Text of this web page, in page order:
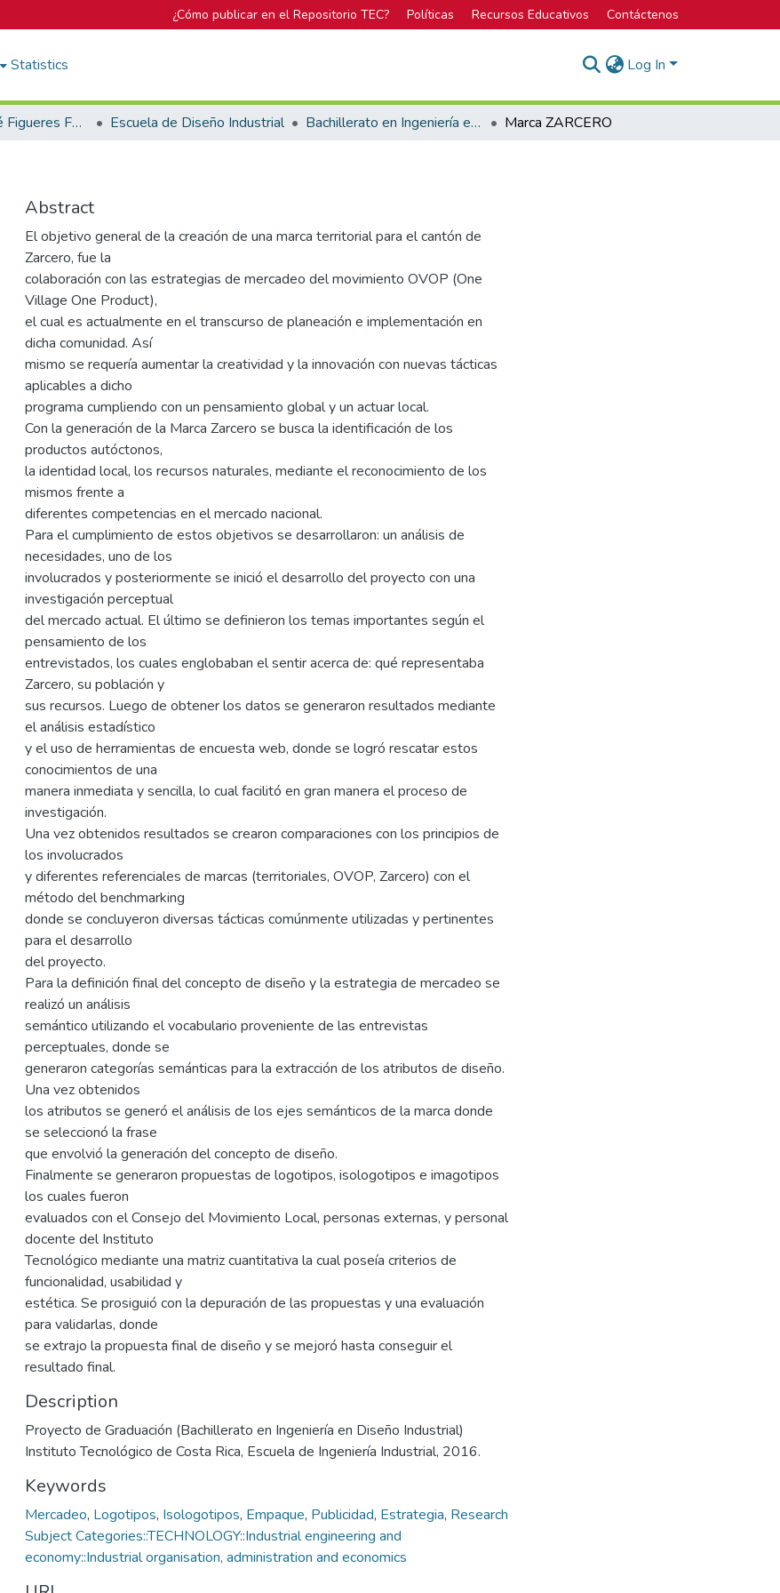
¿Cómo publicar en el Repositorio TEC? Políticas Recursos Educativos Contáctenos
Statistics Log In
Biblioteca José Figueres Ferrer Escuela de Diseño Industrial Bachillerato en Ingeniería en Diseño Industrial Marca ZARCERO
Abstract
El objetivo general de la creación de una marca territorial para el cantón de
Zarcero, fue la
colaboración con las estrategias de mercadeo del movimiento OVOP (One
Village One Product),
el cual es actualmente en el transcurso de planeación e implementación en
dicha comunidad. Así
mismo se requería aumentar la creatividad y la innovación con nuevas tácticas
aplicables a dicho
programa cumpliendo con un pensamiento global y un actuar local.
Con la generación de la Marca Zarcero se busca la identificación de los
productos autóctonos,
la identidad local, los recursos naturales, mediante el reconocimiento de los
mismos frente a
diferentes competencias en el mercado nacional.
Para el cumplimiento de estos objetivos se desarrollaron: un análisis de
necesidades, uno de los
involucrados y posteriormente se inició el desarrollo del proyecto con una
investigación perceptual
del mercado actual. El último se definieron los temas importantes según el
pensamiento de los
entrevistados, los cuales englobaban el sentir acerca de: qué representaba
Zarcero, su población y
sus recursos. Luego de obtener los datos se generaron resultados mediante
el análisis estadístico
y el uso de herramientas de encuesta web, donde se logró rescatar estos
conocimientos de una
manera inmediata y sencilla, lo cual facilitó en gran manera el proceso de
investigación.
Una vez obtenidos resultados se crearon comparaciones con los principios de
los involucrados
y diferentes referenciales de marcas (territoriales, OVOP, Zarcero) con el
método del benchmarking
donde se concluyeron diversas tácticas comúnmente utilizadas y pertinentes
para el desarrollo
del proyecto.
Para la definición final del concepto de diseño y la estrategia de mercadeo se
realizó un análisis
semántico utilizando el vocabulario proveniente de las entrevistas
perceptuales, donde se
generaron categorías semánticas para la extracción de los atributos de diseño.
Una vez obtenidos
los atributos se generó el análisis de los ejes semánticos de la marca donde
se seleccionó la frase
que envolvió la generación del concepto de diseño.
Finalmente se generaron propuestas de logotipos, isologotipos e imagotipos
los cuales fueron
evaluados con el Consejo del Movimiento Local, personas externas, y personal
docente del Instituto
Tecnológico mediante una matriz cuantitativa la cual poseía criterios de
funcionalidad, usabilidad y
estética. Se prosiguió con la depuración de las propuestas y una evaluación
para validarlas, donde
se extrajo la propuesta final de diseño y se mejoró hasta conseguir el
resultado final.
Description
Proyecto de Graduación (Bachillerato en Ingeniería en Diseño Industrial)
Instituto Tecnológico de Costa Rica, Escuela de Ingeniería Industrial, 2016.
Keywords
Mercadeo, Logotipos, Isologotipos, Empaque, Publicidad, Estrategia, Research
Subject Categories::TECHNOLOGY::Industrial engineering and
economy::Industrial organisation, administration and economics